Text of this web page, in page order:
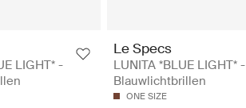
LIGHT* -
Le Specs
LUNITA *BLUE LIGHT* -
Blauwlichtbrillen
ONE SIZE